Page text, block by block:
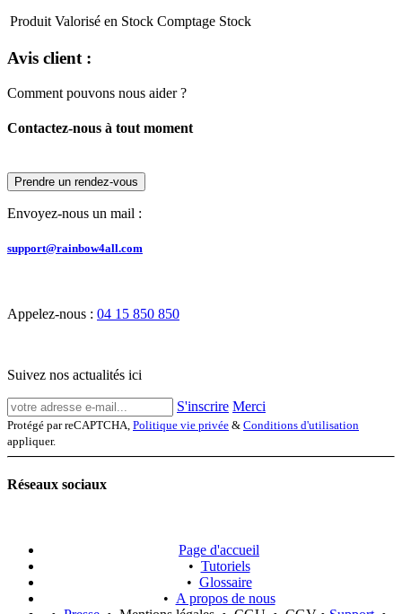
Produit Valorisé en Stock Comptage Stock
Avis client :
Comment pouvons nous aider ?
Contactez-nous à tout moment
Prendre un rendez-vous
Envoyez-nous un mail :
support@rainbow4all.com
Appelez-nous : 04 15 850 850
Suivez nos actualités ici
S'inscrire Merci
Protégé par reCAPTCHA, Politique vie privée & Conditions d'utilisation
appliquer.
Réseaux sociaux
Page d'accueil
• Tutoriels
• Glossaire
• A propos de nous